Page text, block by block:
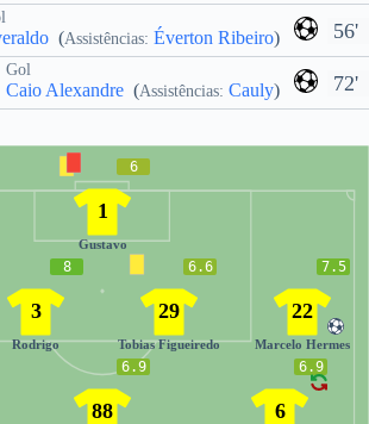
56'
(Assistências: Éverton Ribeiro)
72'
Gol
Caio Alexandre (Assistências: Cauly)
6
1
Gustavo
7.5
22
Marcelo Hermes
6.6
29
Tobias Figueiredo
8
3
Rodrigo
6.9
6
6.9
88